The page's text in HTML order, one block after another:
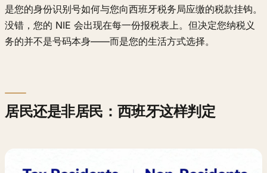
是您的身份识别号如何与您向西班牙税务局应缴的税款挂钩。
没错，您的 NIE 会出现在每一份报税表上。但决定您纳税义
务的并不是号码本身——而是您的生活方式选择。
居民还是非居民：西班牙这样判定